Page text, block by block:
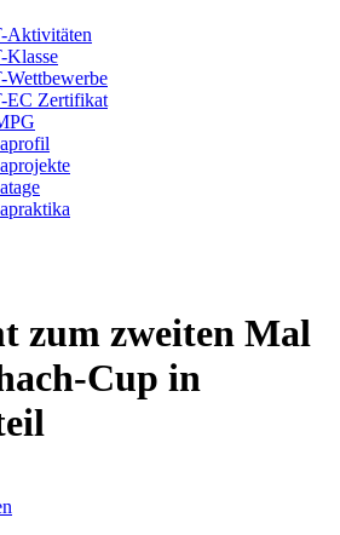
Aktivitäten
EC Zertifikat
zum zweiten Mal
Cup in